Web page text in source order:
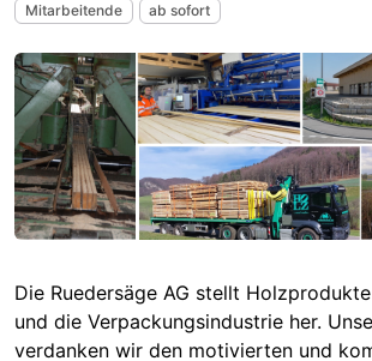
Mitarbeitende ab sofort
Die Ruedersäge AG stellt
und die Verpackungsindustrie her.
verdanken wir den motivierten und